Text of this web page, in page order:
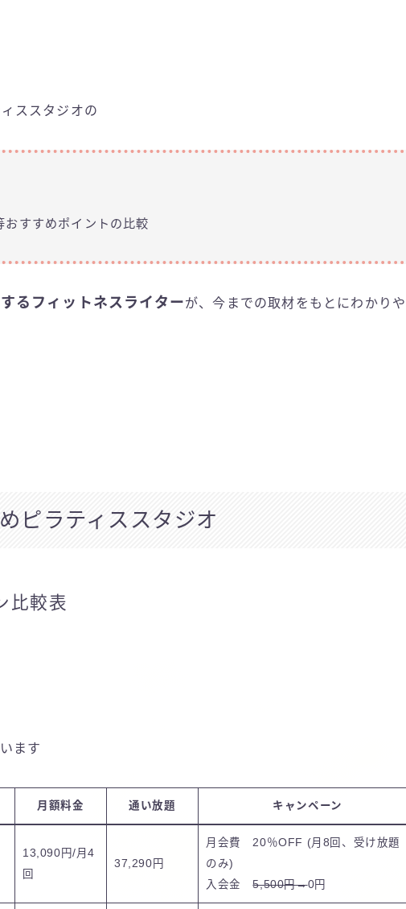
ススタジオの
すすめポイントの比較
るフィットネスライターが、今までの取材をもとにわかりや
ピラティススタジオ
比較表
ます
月額料金 通い放題 キャンペーン
13,090円/月4
回
37,290円
月会費 20％OFF (月8回、受け放題
のみ)
入会金5,500円→0円